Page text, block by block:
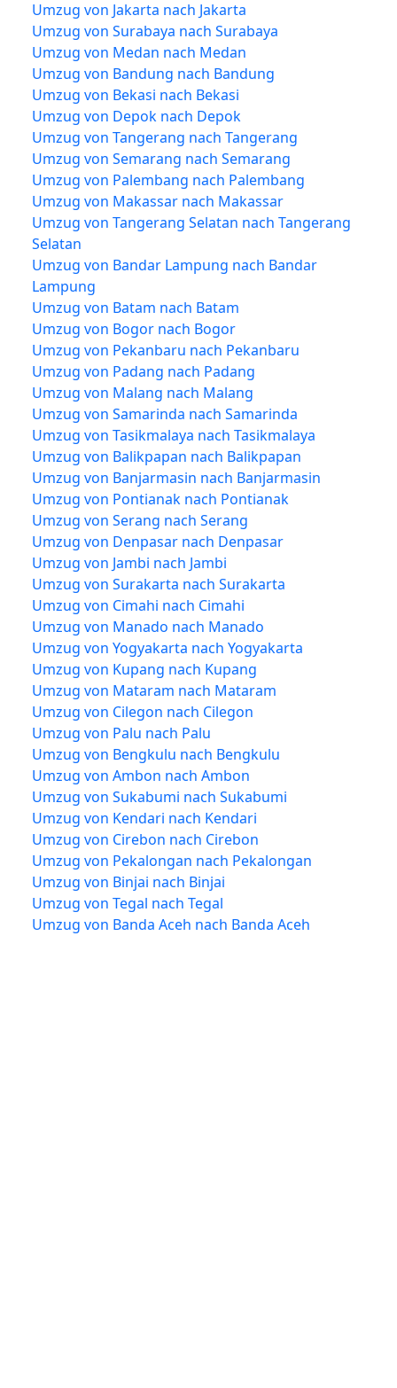
Umzug von Jakarta nach Jakarta
Umzug von Surabaya nach Surabaya
Umzug von Medan nach Medan
Umzug von Bandung nach Bandung
Umzug von Bekasi nach Bekasi
Umzug von Depok nach Depok
Umzug von Tangerang nach Tangerang
Umzug von Semarang nach Semarang
Umzug von Palembang nach Palembang
Umzug von Makassar nach Makassar
Umzug von Tangerang Selatan nach Tangerang
Selatan
Umzug von Bandar Lampung nach Bandar
Lampung
Umzug von Batam nach Batam
Umzug von Bogor nach Bogor
Umzug von Pekanbaru nach Pekanbaru
Umzug von Padang nach Padang
Umzug von Malang nach Malang
Umzug von Samarinda nach Samarinda
Umzug von Tasikmalaya nach Tasikmalaya
Umzug von Balikpapan nach Balikpapan
Umzug von Banjarmasin nach Banjarmasin
Umzug von Pontianak nach Pontianak
Umzug von Serang nach Serang
Umzug von Denpasar nach Denpasar
Umzug von Jambi nach Jambi
Umzug von Surakarta nach Surakarta
Umzug von Cimahi nach Cimahi
Umzug von Manado nach Manado
Umzug von Yogyakarta nach Yogyakarta
Umzug von Kupang nach Kupang
Umzug von Mataram nach Mataram
Umzug von Cilegon nach Cilegon
Umzug von Palu nach Palu
Umzug von Bengkulu nach Bengkulu
Umzug von Ambon nach Ambon
Umzug von Sukabumi nach Sukabumi
Umzug von Kendari nach Kendari
Umzug von Cirebon nach Cirebon
Umzug von Pekalongan nach Pekalongan
Umzug von Binjai nach Binjai
Umzug von Tegal nach Tegal
Umzug von Banda Aceh nach Banda Aceh